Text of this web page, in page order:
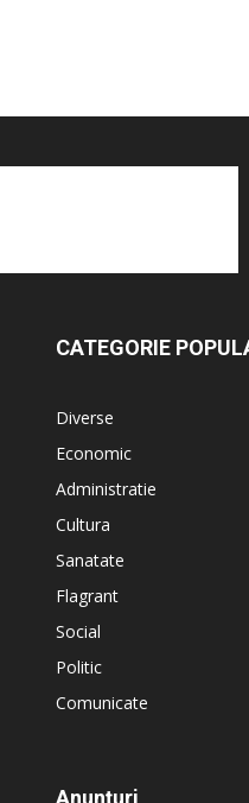
CATEGORIE
Diverse
Economic
Administratie
Cultura
Sanatate
Flagrant
Social
Politic
Comunicate
Anunțuri